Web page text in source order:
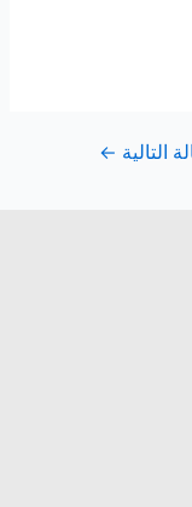
التالية ←